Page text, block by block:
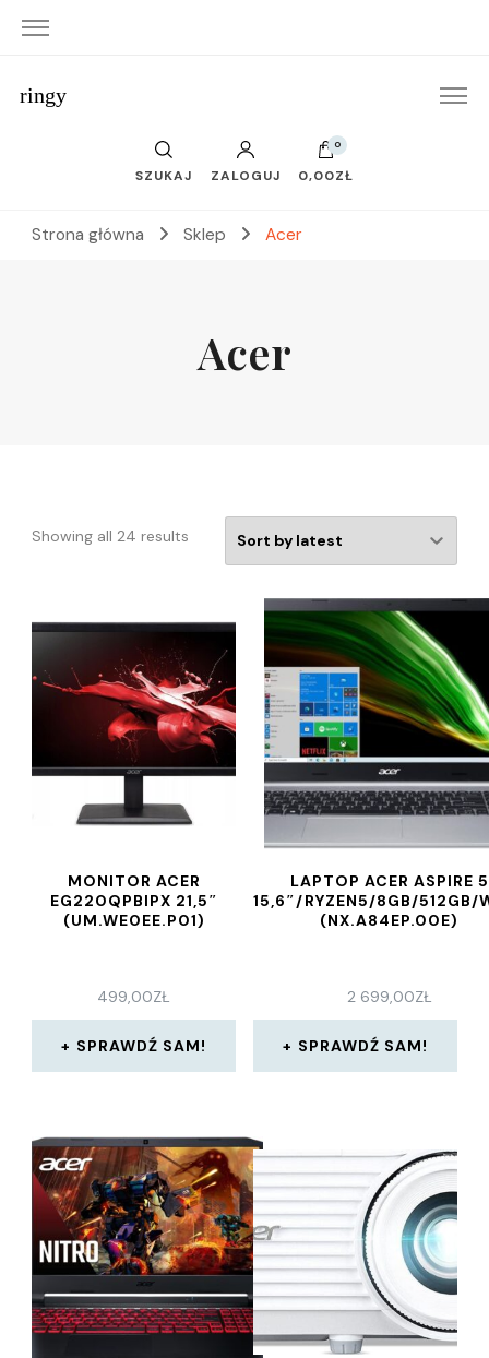
ringy
SZUKAJ ZALOGUJ
0
0,00ZŁ
Strona główna Sklep Acer
Acer
Showing all 24 results
MONITOR ACER
EG220QPBIPX 21,5″
(UM.WE0EE.P01)
499,00ZŁ
SPRAWDŹ SAM!
LAPTOP ACER ASPIRE 5
15,6″/RYZEN5/8GB/512GB/
(NX.A84EP.00E)
2 699,00ZŁ
SPRAWDŹ SAM!